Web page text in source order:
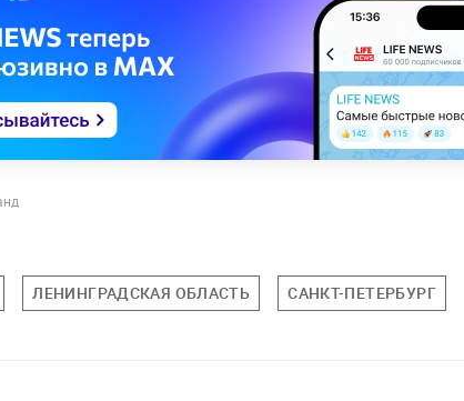
ЛЕНИНГРАДСКАЯ ОБЛАСТЬ САНКТ-ПЕТЕРБУРГ